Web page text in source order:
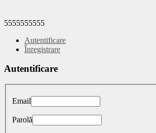
5555555555
Autentificare
Înregistrare
Autentificare
Email
Parolă